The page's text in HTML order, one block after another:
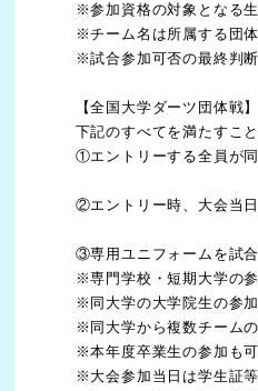
※参加資格の対象となる
※チーム名は所属する団
※試合参加可否の最終判
【全国大学ダーツ団体戦】
下記のすべてを満たすこと
①エントリーする全員が
②エントリー時、大会当
③専用ユニフォームを試
※専門学校・短期大学の参
※同大学の大学院生の参加
※同大学から複数チームの
※本年度卒業生の参加も可
※大会参加当日は学生証